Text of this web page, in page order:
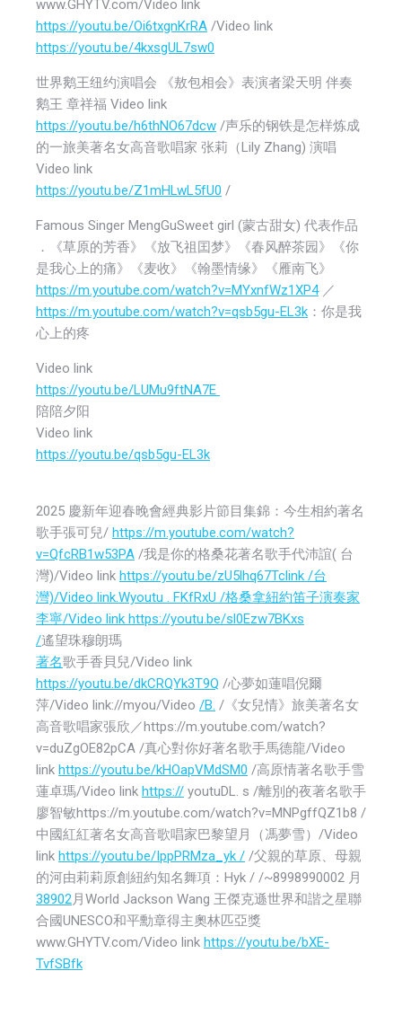
www.GHYTV.com/Video link
https://youtu.be/Oi6txgnKrRA /Video link
https://youtu.be/4kxsgUL7sw0
世界鹅王纽约演唱会 《敖包相会》表演者梁天明 伴奏
鹅王 章祥福 Video link
https://youtu.be/h6thNO67dcw /声乐的钢铁是怎样炼成
的一旅美著名女高音歌唱家 张莉（Lily Zhang) 演唱
Video link
https://youtu.be/Z1mHLwL5fU0 /
Famous Singer MengGuSweet girl (蒙古甜女) 代表作品
．《草原的芳香》《放飞祖囯梦》《春风醉茶园》《你
是我心上的痛》《麦收》《翰墨情缘》《雁南飞》
https://m.youtube.com/watch?v=MYxnfWz1XP4／
https://m.youtube.com/watch?v=qsb5gu-EL3k ：你是我
心上的疼
Video link
https://youtu.be/LUMu9ftNA7E
陪陪夕阳
Video link
https://youtu.be/qsb5gu-EL3k
2025 慶新年迎春晚會經典影片節目集錦：今生相約著名
歌手張可兒/ https://m.youtube.com/watch?
v=QfcRB1w53PA /我是你的格桑花著名歌手代沛誼( 台
灣)/Video link https://youtu.be/zU5lhq67Tclink /台
灣)/Video link.Wyoutu . FKfRxU /格桑拿紐約笛子演奏家
李寧/Video link https://youtu.be/sl0Ezw7BKxs
/遙望珠穆朗瑪
著名歌手香貝兒/Video link
https://youtu.be/dkCRQYk3T9Q /心夢如蓮唱倪爾
萍/Video link://myou/Video /B. /《女兒情》旅美著名女
高音歌唱家張欣／https://m.youtube.com/watch?
v=duZgOE82pCA /真心對你好著名歌手馬德龍/Video
link https://youtu.be/kHOapVMdSM0 /高原情著名歌手雪
蓮卓瑪/Video link https:// youtuDL. s /離別的夜著名歌手
廖智敏https://m.youtube.com/watch?v=MNPgffQZ1b8 /
中國紅紅著名女高音歌唱家巴黎望月（馮夢雪）/Video
link https://youtu.be/IppPRMza_yk / /父親的草原、母親
的河由莉莉原創紐約知名舞項：Hyk / /~8998990002 月
38902月World Jackson Wang 王傑克遜世界和諧之星聯
合國UNESCO和平勳章得主奧林匹亞獎
www.GHYTV.com/Video link https://youtu.be/bXE-
TvfSBfk